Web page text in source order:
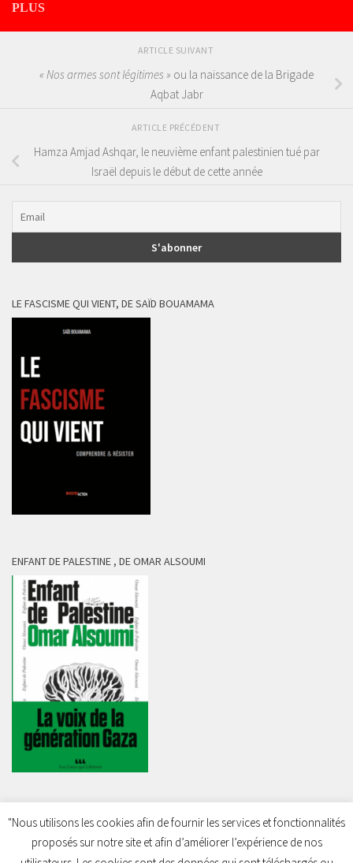
PLUS
ARTICLE SUIVANT
« Nos armes sont légitimes » ou la naissance de la Brigade
Aqbat Jabr
ARTICLE PRÉCÉDENT
Hamza Amjad Ashqar, le neuvième enfant palestinien tué par
Israël depuis le début de cette année
LE FASCISME QUI VIENT, DE SAÏD BOUAMAMA
ENFANT DE PALESTINE , DE OMAR ALSOUMI
Charleroi Pour la Palestine © 2026. Tous droits réservés.
"Nous utilisons les cookies afin de fournir les services et fonctionnalités
proposés sur notre site et afin d’améliorer l’expérience de nos